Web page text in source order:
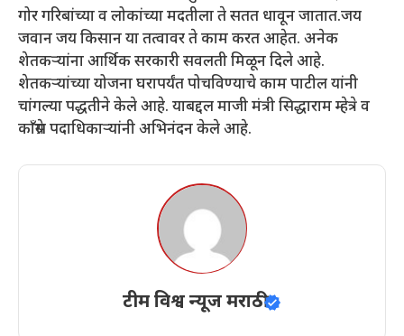
गोर गरिबांच्या व लोकांच्या मदतीला ते सतत धावून जातात.जय
जवान जय किसान या तत्वावर ते काम करत आहेत. अनेक
शेतकऱ्यांना आर्थिक सरकारी सवलती मिळून दिले आहे.
शेतकऱ्यांच्या योजना घरापर्यंत पोचविण्याचे काम पाटील यांनी
चांगल्या पद्धतीने केले आहे. याबद्दल माजी मंत्री सिद्धाराम म्हेत्रे व
काँग्रेस पदाधिकाऱ्यांनी अभिनंदन केले आहे.
टीम विश्व न्यूज मराठी